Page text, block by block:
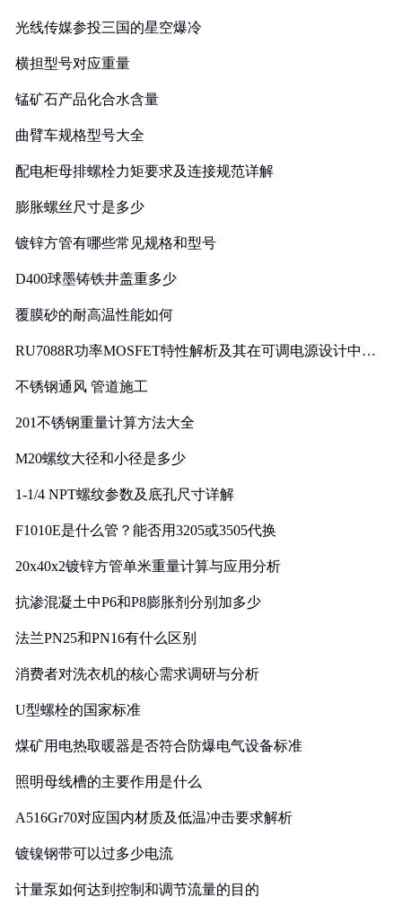
光线传媒参投三国的星空爆冷
横担型号对应重量
锰矿石产品化合水含量
曲臂车规格型号大全
配电柜母排螺栓力矩要求及连接规范详解
膨胀螺丝尺寸是多少
镀锌方管有哪些常见规格和型号
D400球墨铸铁井盖重多少
覆膜砂的耐高温性能如何
RU7088R功率MOSFET特性解析及其在可调电源设计中的
不锈钢通风 管道施工
201不锈钢重量计算方法大全
M20螺纹大径和小径是多少
1-1/4 NPT螺纹参数及底孔尺寸详解
F1010E是什么管？能否用3205或3505代换
20x40x2镀锌方管单米重量计算与应用分析
抗渗混凝土中P6和P8膨胀剂分别加多少
法兰PN25和PN16有什么区别
消费者对洗衣机的核心需求调研与分析
U型螺栓的国家标准
煤矿用电热取暖器是否符合防爆电气设备标准
照明母线槽的主要作用是什么
A516Gr70对应国内材质及低温冲击要求解析
镀镍钢带可以过多少电流
计量泵如何达到控制和调节流量的目的